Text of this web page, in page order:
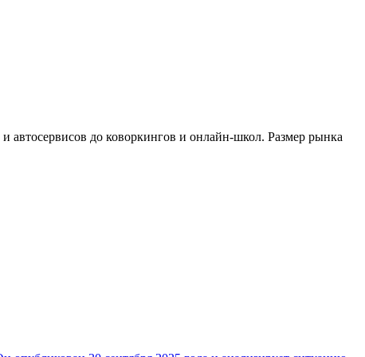
до коворкингов и онлайн-школ. Размер рынка